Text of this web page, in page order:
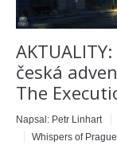
česká
The
Napsal: Petr Linhart
Whispers of